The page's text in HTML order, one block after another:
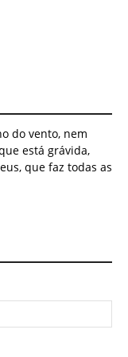
do vento, nem
está grávida,
que faz todas as